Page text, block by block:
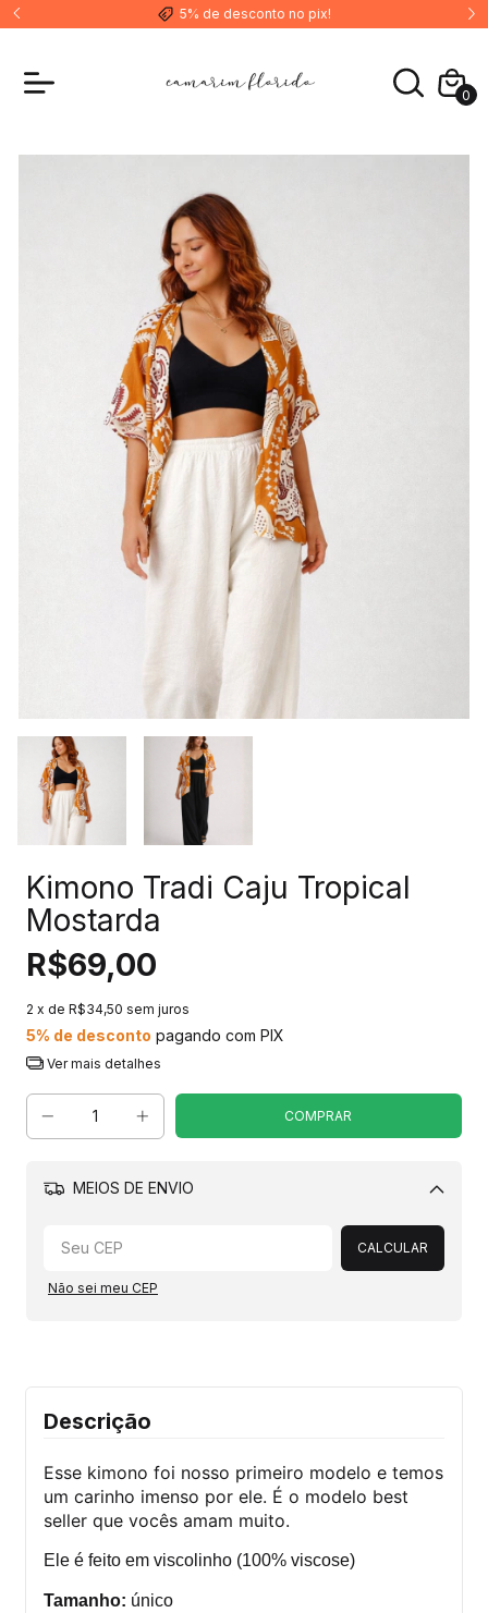
5% de desconto no pix!
0
Kimono Tradi Caju Tropical
Mostarda
R$69,00
2 x de R$34,50 sem juros
5% de desconto pagando com PIX
Ver mais detalhes
MEIOS DE ENVIO
Alterar CEP
CALCULAR
Não sei meu CEP
Descrição
Esse kimono foi nosso primeiro modelo e temos
um carinho imenso por ele. É o modelo best
seller que vocês amam muito.
Ele é feito em viscolinho (100% viscose)
Tamanho: único